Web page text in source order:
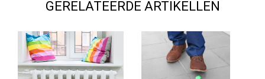
GERELATEERDE ARTIKELLEN